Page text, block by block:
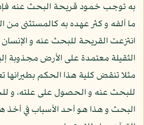
به توجب خمود قريحة البحث عنه
ما ألفه و كثر عهده به كالمستثنى من
انتزعت القريحة للبحث عنه و
الثقيلة معتمدة على الأرض مجذوبة
مثلا تنقض كلية هذا الحكم
للبحث عنه و الحصول على علته، و
البحث و هذا هو أحد الأسباب في أخذ